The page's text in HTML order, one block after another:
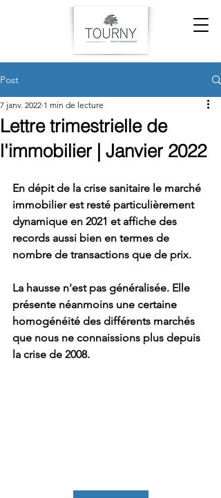
Post
Lettre trimestrielle de
l'immobilier | Janvier 2022
7 janv. 2022 1 min de lecture
En dépit de la crise sanitaire le marché
immobilier est resté particulièrement
dynamique en 2021 et affiche des
records aussi bien en termes de
nombre de transactions que de prix.
La hausse n'est pas généralisée. Elle
présente néanmoins une certaine
homogénéité des différents marchés
que nous ne connaissions plus depuis
la crise de 2008.